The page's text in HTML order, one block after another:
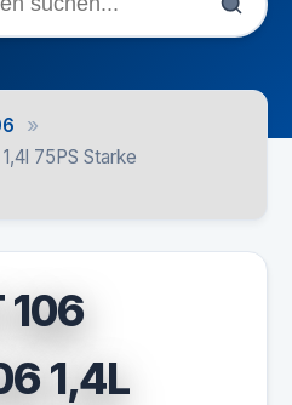
»
75PS Starke
106
1,4L